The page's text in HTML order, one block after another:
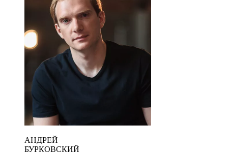
АНДРЕЙ
БУРКОВСКИЙ